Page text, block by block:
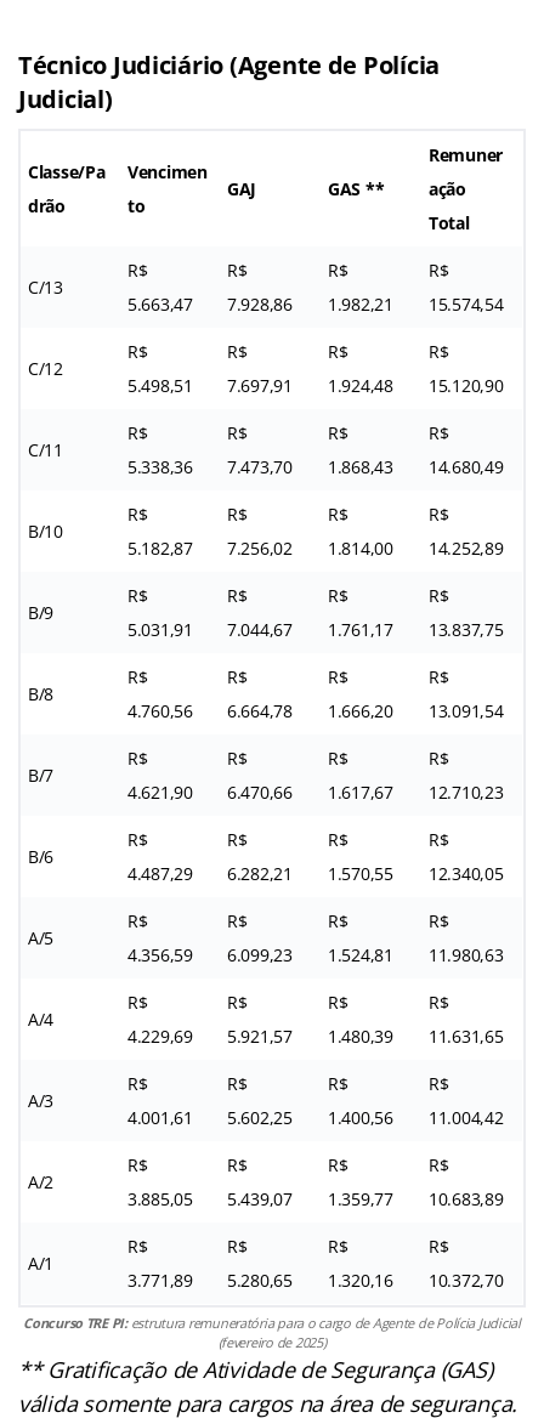
Técnico Judiciário (Agente de Polícia
Judicial)
Classe/Pa
drão
Vencimen
to
GAJ GAS **
Remuner
ação
Total
C/13
R$
5.663,47
R$
7.928,86
R$
1.982,21
R$
15.574,54
C/12
R$
5.498,51
R$
7.697,91
R$
1.924,48
R$
15.120,90
C/11
R$
5.338,36
R$
7.473,70
R$
1.868,43
R$
14.680,49
B/10
R$
5.182,87
R$
7.256,02
R$
1.814,00
R$
14.252,89
B/9
R$
5.031,91
R$
7.044,67
R$
1.761,17
R$
13.837,75
B/8
R$
4.760,56
R$
6.664,78
R$
1.666,20
R$
13.091,54
B/7
R$
4.621,90
R$
6.470,66
R$
1.617,67
R$
12.710,23
B/6
R$
4.487,29
R$
6.282,21
R$
1.570,55
R$
12.340,05
A/5
R$
4.356,59
R$
6.099,23
R$
1.524,81
R$
11.980,63
A/4
R$
4.229,69
R$
5.921,57
R$
1.480,39
R$
11.631,65
A/3
R$
4.001,61
R$
5.602,25
R$
1.400,56
R$
11.004,42
A/2
R$
3.885,05
R$
5.439,07
R$
1.359,77
R$
10.683,89
A/1
R$
3.771,89
R$
5.280,65
R$
1.320,16
R$
10.372,70
Concurso TRE PI:estrutura remuneratória para o cargo de Agente de Polícia Judicial
(fevereiro de 2025)
** Gratificação de Atividade de Segurança (GAS)
válida somente para cargos na área de segurança.